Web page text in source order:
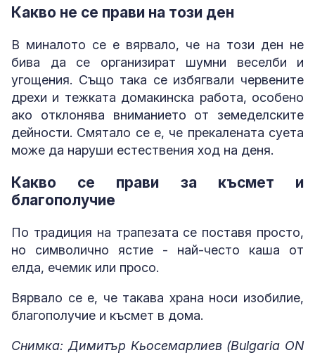
Какво не се прави на този ден
В миналото се е вярвало, че на този ден не
бива да се организират шумни веселби и
угощения. Също така се избягвали червените
дрехи и тежката домакинска работа, особено
ако отклонява вниманието от земеделските
дейности. Смятало се е, че прекалената суета
може да наруши естествения ход на деня.
Какво се прави за късмет и
благополучие
По традиция на трапезата се поставя просто,
но символично ястие - най-често каша от
елда, ечемик или просо.
Вярвало се е, че такава храна носи изобилие,
благополучие и късмет в дома.
Снимка: Димитър Кьосемарлиев (Bulgaria ON